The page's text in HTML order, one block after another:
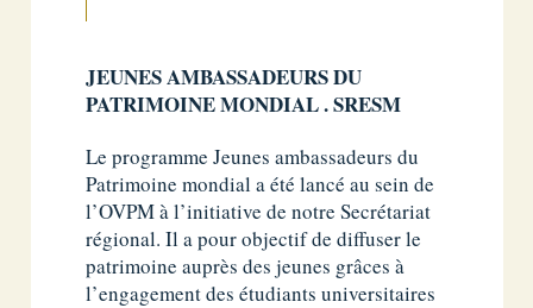
JEUNES AMBASSADEURS DU
PATRIMOINE MONDIAL . SRESM
Le programme Jeunes ambassadeurs du
Patrimoine mondial a été lancé au sein de
l’OVPM à l’initiative de notre Secrétariat
régional. Il a pour objectif de diffuser le
patrimoine auprès des jeunes grâces à
l’engagement des étudiants universitaires